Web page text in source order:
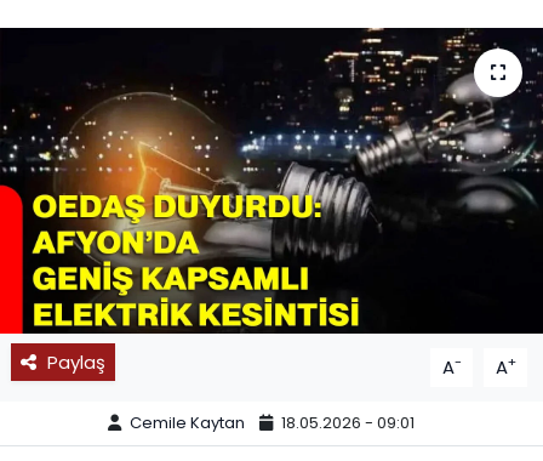
Paylaş A- A+
Cemile Kaytan 18.05.2026 - 09:01
SAĞLIK
SPOR
11:11 MANŞET